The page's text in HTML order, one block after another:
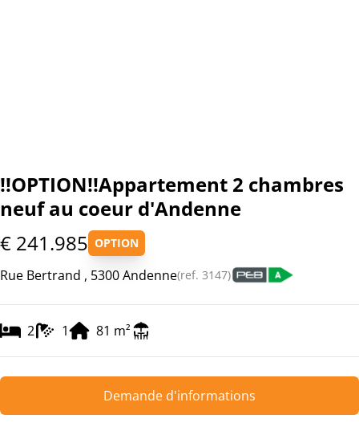
!!OPTION!!Appartement 2 chambres
neuf au coeur d'Andenne
€ 241.985 OPTION
Rue Bertrand , 5300 Andenne(ref. 3147)
2 1 81 m²
Demande d'informations